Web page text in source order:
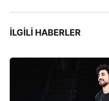
İLGILI HABERLER